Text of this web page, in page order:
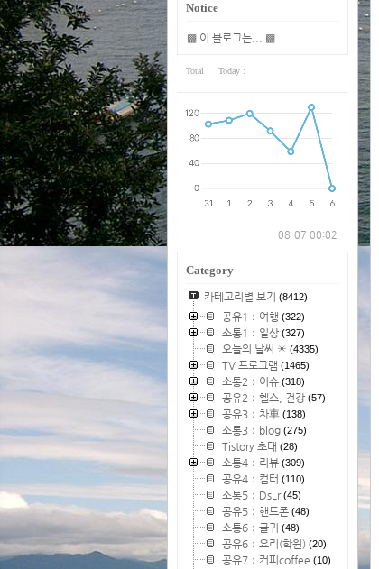
Notice
▩ 이 블로그는... ▩
Total : Today :
08-07 00:02
Category
카테고리별 보기 (8412)
공유1：여행 (322)
소통1：일상(327)
오늘의 날씨 ☀ (4335)
TV 프로그램 (1465)
소통2：이슈(318)
공유2：헬스, 건강(57)
공유3：차車(138)
소통3：blog(275)
Tistory 초대 (28)
소통4：리뷰(309)
공유4：컴터 (110)
소통5：DsLr(45)
공유5：핸드폰(48)
소통6：글귀 (48)
공유6：요리(학원)(20)
공유7：커피coffee (10)